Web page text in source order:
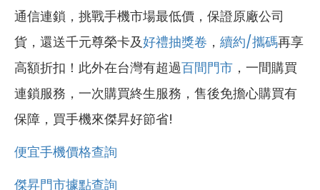
通信連鎖，挑戰手機市場最低價，保證原廠公司
貨，還送千元尊榮卡及好禮抽獎卷 ， 續約/攜碼再享
高額折扣！此外在台灣有超過百間門市 ，一間購買
連鎖服務，一次購買終生服務，售後免擔心購買有
保障，買手機來傑昇好節省!
便宜手機價格查詢
傑昇門市據點查詢